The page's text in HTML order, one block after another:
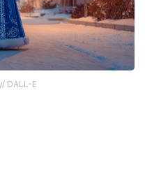
DALL-E